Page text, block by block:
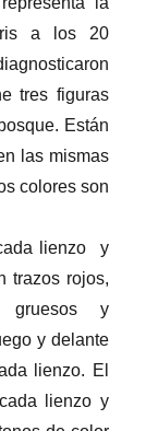
a los 20
tres figuras
Están
las mismas
colores son
lienzo y
trazos rojos,
gruesos y
y delante
lienzo. El
lienzo y